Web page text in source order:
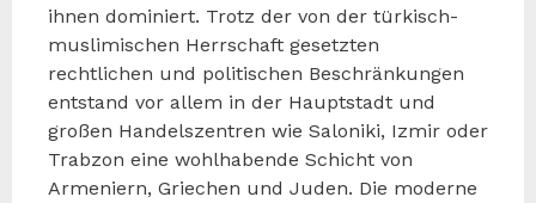
ihnen dominiert. Trotz der von der türkisch-
muslimischen Herrschaft gesetzten
rechtlichen und politischen Beschränkungen
entstand vor allem in der Hauptstadt und
großen Handelszentren wie Saloniki, Izmir oder
Trabzon eine wohlhabende Schicht von
Armeniern, Griechen und Juden. Die moderne